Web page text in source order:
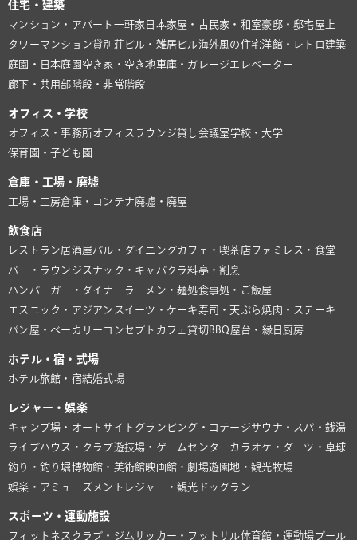
住宅・建築
マンション・アパート 一軒家 日本家屋・古民家・和室豪邸・邸宅屋上
タワーマンション貸別荘ビル・雑居ビル海外風の住宅洋館・レトロ建築
庭園・日本庭園 空き家・空き地 車庫・ガレージ エレベーター
廊下・共用部階段・非常階段
オフィス・学校
オフィス・事務所オフィスラウンジ貸し会議室学校・大学
保育園・子ども園
倉庫・工場・廃墟
工場・工房倉庫・コンテナ廃墟・廃屋
飲食店
レストラン居酒屋 バル・ダイニングカフェ・喫茶店ファミレス・食堂
バー・ラウンジ スナック・キャバクラ料亭・割烹
ハンバーガー・ダイナーラーメン・麺処食事処・ご飯屋
エスニック・アジアン スイーツ・ケーキ寿司・天ぷら焼肉・ステーキ
パン屋・ベーカリー コンセプトカフェ貸切BBQ 屋台・縁日 厨房
ホテル・宿・式場
ホテル旅館・宿結婚式場
レジャー・娯楽
キャンプ場・オートサイト グランピング・コテージサウナ・スパ・銭湯
ライブハウス・クラブ遊技場・ゲームセンターカラオケ・ダーツ・卓球
釣り・釣り堀博物館・美術館映画館・劇場遊園地・観光牧場
娯楽・アミューズメント レジャー・観光 ドッグラン
スポーツ・運動施設
フィットネスクラブ・ジム サッカー・フットサル体育館・運動場プール